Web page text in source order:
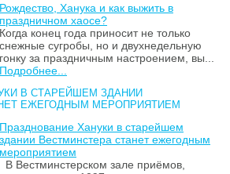
Рождество, Ханука и как выжить в
праздничном хаосе?
Когда конец года приносит не только
снежные сугробы, но и двухнедельную
гонку за праздничным настроением, вы...
Подробнее...
В СТАРЕЙШЕМ ЗДАНИИ
ЕЖЕГОДНЫМ МЕРОПРИЯТИЕМ
Празднование Хануки в старейшем
здании Вестминстера станет ежегодным
мероприятием
В Вестминстерском зале приёмов,